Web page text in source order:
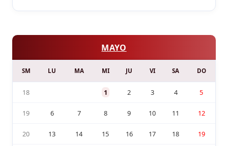
MAYO
SM LU MA MI JU VI SA DO
18 1 2 3 4 5
19 6 7 8 9 10 11 12
20 13 14 15 16 17 18 19